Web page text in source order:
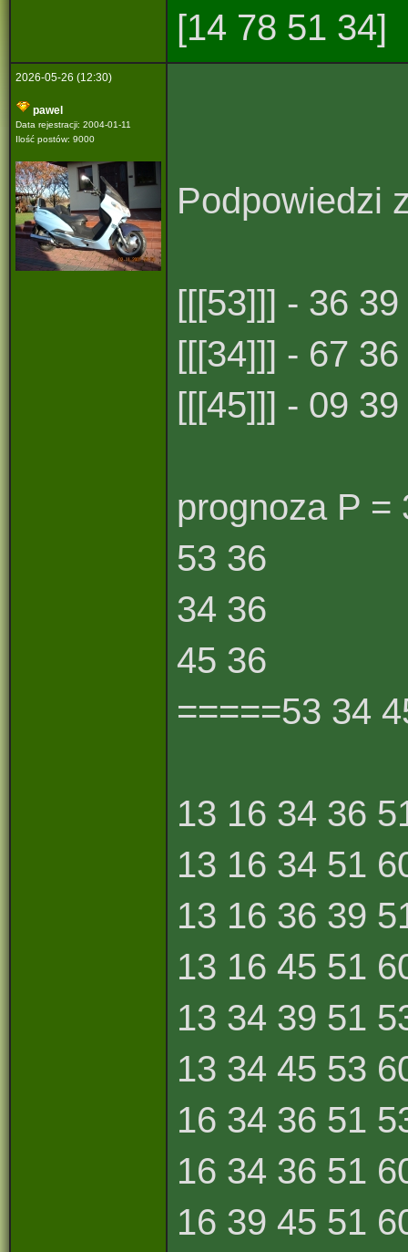
[14 78 51 34]
2026-05-26 (12:30)
pawel
Data rejestracji: 2004-01-11
Ilość postów: 9000
Podpowiedzi
[[[53]]] - 36
[[[34]]] - 67
[[[45]]] - 09
prognoza P =
53 36
34 36
45 36
=====53 34
13 16 34 36
13 16 34 51
13 16 36 39
13 16 45 51
13 34 39 51
13 34 45 53
16 34 36 51
16 34 36 51
16 39 45 51